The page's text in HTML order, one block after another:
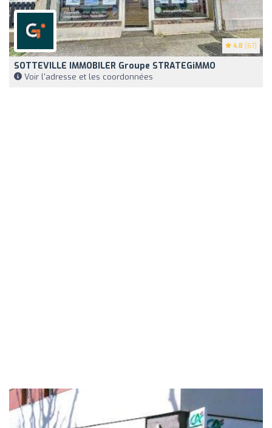
4.8 (67)
SOTTEVILLE IMMOBILER Groupe STRATEGiMMO
Voir l'adresse et les coordonnées